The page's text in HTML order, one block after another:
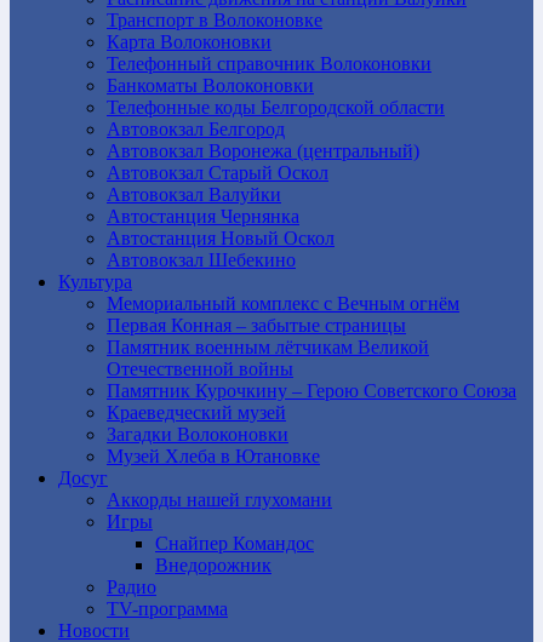
Транспорт в Волоконовке
Карта Волоконовки
Телефонный справочник Волоконовки
Банкоматы Волоконовки
Телефонные коды Белгородской области
Автовокзал Белгород
Автовокзал Воронежа (центральный)
Автовокзал Старый Оскол
Автовокзал Валуйки
Автостанция Чернянка
Автостанция Новый Оскол
Автовокзал Шебекино
Культура
Мемориальный комплекс с Вечным огнём
Первая Конная – забытые страницы
Памятник военным лётчикам Великой
Отечественной войны
Памятник Курочкину – Герою Советского Союза
Краеведческий музей
Загадки Волоконовки
Музей Хлеба в Ютановке
Досуг
Аккорды нашей глухомани
Игры
Снайпер Командос
Внедорожник
Радио
TV-программа
Новости